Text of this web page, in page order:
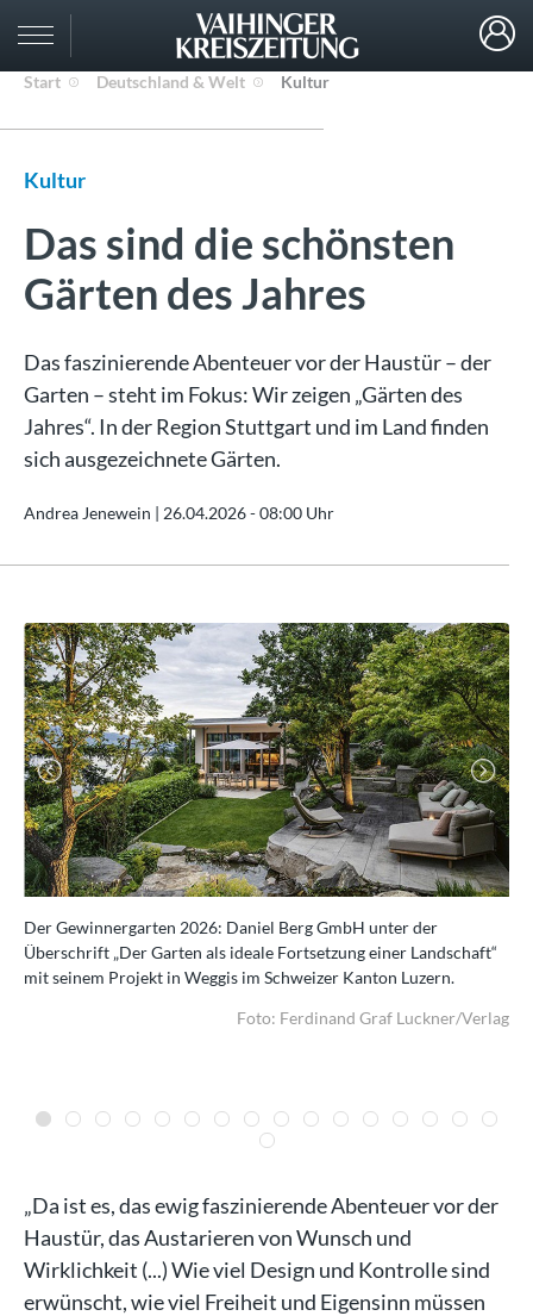
Start Deutschland & Welt Kultur
Kultur
Das sind die schönsten
Gärten des Jahres
Das faszinierende Abenteuer vor der Haustür – der
Garten – steht im Fokus: Wir zeigen „Gärten des
Jahres“. In der Region Stuttgart und im Land finden
sich ausgezeichnete Gärten.
Andrea Jenewein | 26.04.2026 - 08:00 Uhr
Der Gewinnergarten 2026: Daniel Berg GmbH unter der
Überschrift „Der Garten als ideale Fortsetzung einer Landschaft“
mit seinem Projekt in Weggis im Schweizer Kanton Luzern.
Foto: Fer­di­nand Graf Luck­ner/Verlag
Previous
Next
„Da ist es, das ewig faszinierende Abenteuer vor der
Haustür, das Austarieren von Wunsch und
Wirklichkeit (...) Wie viel Design und Kontrolle sind
erwünscht, wie viel Freiheit und Eigensinn müssen